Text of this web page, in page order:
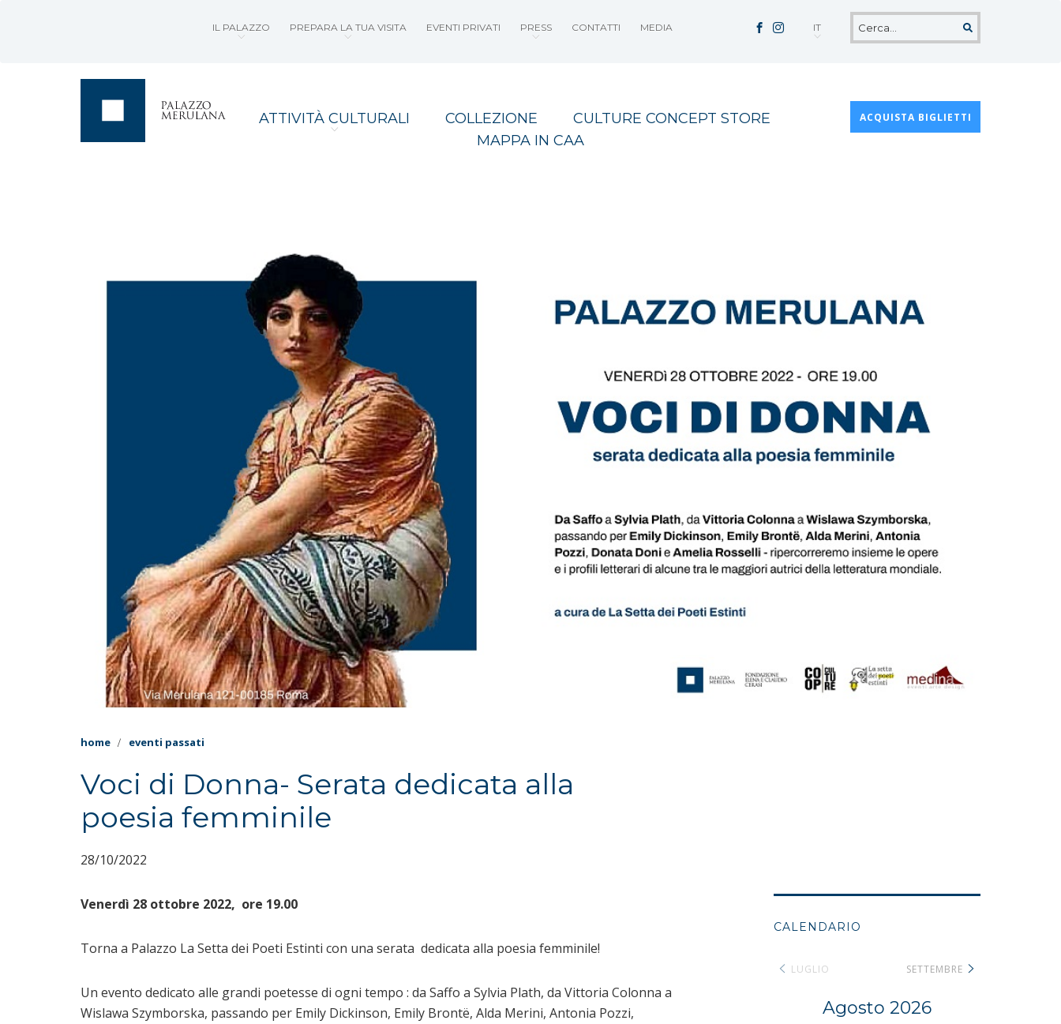
IL PALAZZO PREPARA LA TUA VISITA EVENTI PRIVATI PRESS CONTATTI MEDIA IT
ATTIVITÀ CULTURALI COLLEZIONE
CULTURE CONCEPT STORE
MAPPA IN CAA
ACQUISTA BIGLIETTI
home eventi passati
Voci di Donna- Serata dedicata alla
poesia femminile
28/10/2022
Venerdì 28 ottobre 2022, ore 19.00
Torna a Palazzo La Setta dei Poeti Estinti con una serata dedicata alla poesia femminile!
Un evento dedicato alle grandi poetesse di ogni tempo : da Saffo a Sylvia Plath, da Vittoria Colonna a
Wislawa Szymborska, passando per Emily Dickinson, Emily Brontë, Alda Merini, Antonia Pozzi,
CALENDARIO
LUGLIO
Agosto 2026
SETTEMBRE